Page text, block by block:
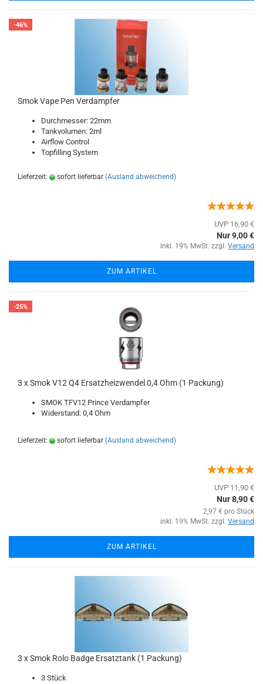
-46%
Smok Vape Pen Verdampfer
Durchmesser: 22mm
Tankvolumen: 2ml
Airflow Control
Topfilling System
Lieferzeit: sofort lieferbar (Ausland abweichend)
UVP 16,90 €
Nur 9,00 €
inkl. 19% MwSt. zzgl. Versand
ZUM ARTIKEL
-25%
3 x Smok V12 Q4 Ersatzheizwendel 0,4 Ohm (1 Packung)
SMOK TFV12 Prince Verdampfer
Widerstand: 0,4 Ohm
Lieferzeit: sofort lieferbar (Ausland abweichend)
UVP 11,90 €
Nur 8,90 €
2,97 € pro Stück
inkl. 19% MwSt. zzgl. Versand
ZUM ARTIKEL
3 x Smok Rolo Badge Ersatztank (1 Packung)
3 Stück